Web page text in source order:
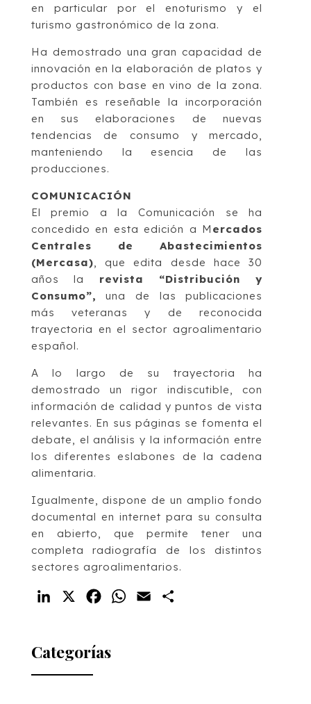
en particular por el enoturismo y el
turismo gastronómico de la zona.
Ha demostrado una gran capacidad de
innovación en la elaboración de platos y
productos con base en vino de la zona.
También es reseñable la incorporación
en sus elaboraciones de nuevas
tendencias de consumo y mercado,
manteniendo la esencia de las
producciones.
COMUNICACIÓN
El premio a la Comunicación se ha
concedido en esta edición a M ercados
Centrales de Abastecimientos
(Mercasa) , que edita desde hace 30
años la
revista “Distribución y
Consumo”, una de las publicaciones
más veteranas y de reconocida
trayectoria en el sector agroalimentario
español.
A lo largo de su trayectoria ha
demostrado un rigor indiscutible, con
información de calidad y puntos de vista
relevantes. En sus páginas se fomenta el
debate, el análisis y la información entre
los diferentes eslabones de la cadena
alimentaria.
Igualmente, dispone de un amplio fondo
documental en internet para su consulta
en abierto, que permite tener una
completa radiografía de los distintos
sectores agroalimentarios.
LinkedIn FacebookWhatsApp
Email
Categorías